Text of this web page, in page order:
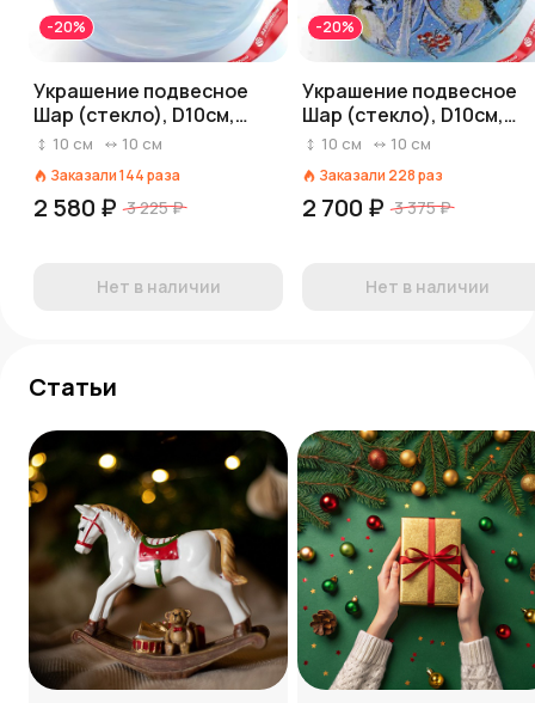
-20%
Украшение подвесное
Шар (стекло), D10см,
голубой, вид 2
10 см 10 см
Заказали144раза
2 580 ₽ 3 225 ₽
Нет в наличии
-20%
Украшение подвесное
Шар (стекло), D10см,
голубой, вид 3
10 см 10 см
Заказали 228раз
2 700 ₽ 3 375 ₽
Нет в наличии
Статьи